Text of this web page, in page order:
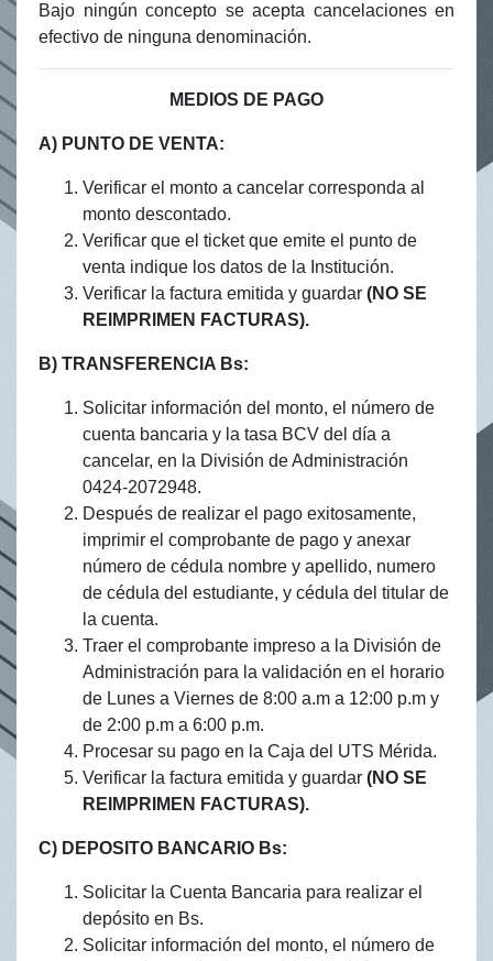
Bajo ningún concepto se acepta cancelaciones en
efectivo de ninguna denominación.
MEDIOS DE PAGO
A) PUNTO DE VENTA:
Verificar el monto a cancelar corresponda al
monto descontado.
Verificar que el ticket que emite el punto de
venta indique los datos de la Institución.
Verificar la factura emitida y guardar (NO SE
REIMPRIMEN FACTURAS).
B) TRANSFERENCIA Bs:
Solicitar información del monto, el número de
cuenta bancaria y la tasa BCV del día a
cancelar, en la División de Administración
0424-2072948.
Después de realizar el pago exitosamente,
imprimir el comprobante de pago y anexar
número de cédula nombre y apellido, numero
de cédula del estudiante, y cédula del titular de
la cuenta.
Traer el comprobante impreso a la División de
Administración para la validación en el horario
de Lunes a Viernes de 8:00 a.m a 12:00 p.m y
de 2:00 p.m a 6:00 p.m.
Procesar su pago en la Caja del UTS Mérida.
Verificar la factura emitida y guardar (NO SE
REIMPRIMEN FACTURAS).
C) DEPOSITO BANCARIO Bs:
Solicitar la Cuenta Bancaria para realizar el
depósito en Bs.
Solicitar información del monto, el número de